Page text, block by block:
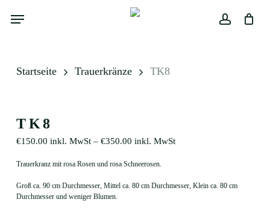
account
Menu
Close
Startseite Trauerkränze TK8
TK8
€150.00 inkl. MwSt– €350.00 inkl. MwSt
Trauerkranz mit rosa Rosen und rosa Schneerosen.
Groß ca. 90 cm Durchmesser, Mittel ca. 80 cm Durchmesser, Klein ca. 80 cm
Durchmesser und weniger Blumen.